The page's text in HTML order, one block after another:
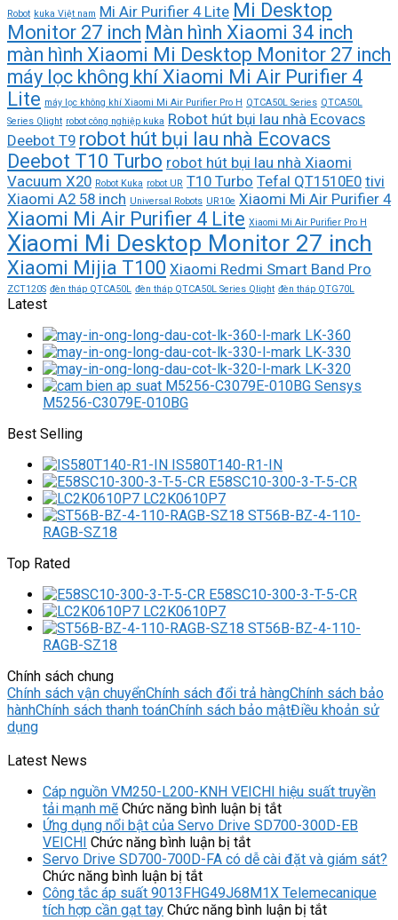
Robot kuka Việt nam Mi Air Purifier 4 Lite Mi Desktop
Monitor 27 inch Màn hình Xiaomi 34 inch
màn hình Xiaomi Mi Desktop Monitor 27 inch
máy lọc không khí Xiaomi Mi Air Purifier 4
Lite máy lọc không khí Xiaomi Mi Air Purifier Pro H QTCA50L Series QTCA50L
Series Qlight robot công nghiệp kuka Robot hút bụi lau nhà Ecovacs
Deebot T9 robot hút bụi lau nhà Ecovacs
Deebot T10 Turbo robot hút bụi lau nhà Xiaomi
Vacuum X20 Robot Kuka robot UR T10 Turbo Tefal QT1510E0 tivi
Xiaomi A2 58 inch Universal Robots UR10e Xiaomi Mi Air Purifier 4
Xiaomi Mi Air Purifier 4 Lite Xiaomi Mi Air Purifier Pro H
Xiaomi Mi Desktop Monitor 27 inch
Xiaomi Mijia T100 Xiaomi Redmi Smart Band Pro
ZCT120S đèn tháp QTCA50L đèn tháp QTCA50L Series Qlight đèn tháp QTG70L
Latest
LK-360
LK-330
LK-320
M5256-C3079E-010BG
Best Selling
IS580T140-R1-IN
E58SC10-300-3-T-5-CR
LC2K0610P7
ST56B-BZ-4-110-
RAGB-SZ18
Top Rated
E58SC10-300-3-T-5-CR
LC2K0610P7
ST56B-BZ-4-110-
RAGB-SZ18
Chính sách chung
Chính sách vận chuyểnChính sách đổi trả hàngChính sách bảo
hànhChính sách thanh toánChính sách bảo mậtĐiều khoản sử
dụng
Latest News
Cáp nguồn VM250-L200-KNH VEICHI hiệu suất truyền
tải mạnh mẽ Chức năng bình luận bị tắtở
Cáp
VM250-
KNH
VEICHI
Ứng dụng nổi bật của Servo Drive SD700-300D-EB
VEICHI Chức năng bình luận bị tắtở
Ứng
nổi
bật
Servo Drive SD700-700D-FA có dễ cài đặt và giám sát?
Chức năng bình luận bị tắtở
Servo
Drive
Công tắc áp suất 9013FHG49J68M1X Telemecanique
tích hợp cần gạt tay Chức năng bình luận bị tắtở